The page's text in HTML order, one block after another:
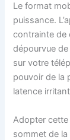
Le format
puissance.
contrainte de
dépourvue
sur votre
pouvoir de la
latence
Adopter cette
sommet de la